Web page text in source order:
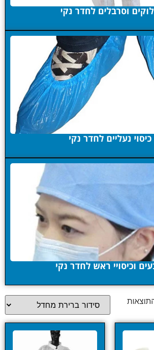
וסרבלים לחדר נקי
כיסוי נעליים לחדר נקי
וכיסויי ראש לחדר נקי